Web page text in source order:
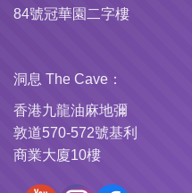
84號冠華園二字樓
洞息 The Cave：
香港九龍油麻地彌
敦道570-572號基利
商業大廈10樓